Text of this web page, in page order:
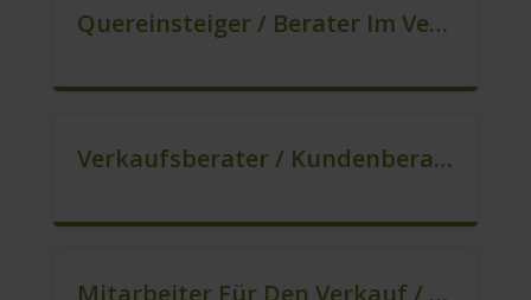
Quereinsteiger / Berater Im Vertrieb / Außendienst (m/w/d)
Verkaufsberater / Kundenberater (B2C) (m/w/d)
Mitarbeiter Für Den Verkauf / Vertrieb (m/w/d)